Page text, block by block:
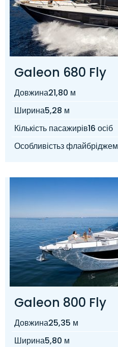
Galeon 680 Fly
Довжина21,80 м
Ширина5,28 м
Кількість пасажирів16 осіб
Особливістьз флайбріджем
Galeon 800 Fly
Довжина25,35 м
Ширина5,80 м